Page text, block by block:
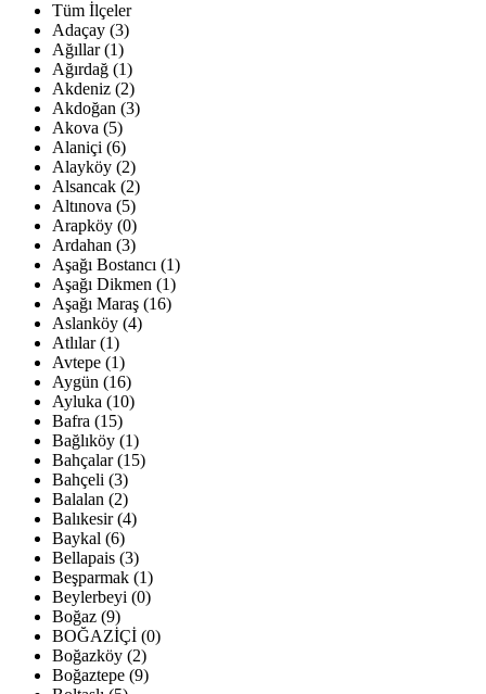
Tüm İlçeler
Adaçay (3)
Ağıllar (1)
Ağırdağ (1)
Akdeniz (2)
Akdoğan (3)
Akova (5)
Alaniçi (6)
Alayköy (2)
Alsancak (2)
Altınova (5)
Arapköy (0)
Ardahan (3)
Aşağı Bostancı (1)
Aşağı Dikmen (1)
Aşağı Maraş (16)
Aslanköy (4)
Atlılar (1)
Avtepe (1)
Aygün (16)
Ayluka (10)
Bafra (15)
Bağlıköy (1)
Bahçalar (15)
Bahçeli (3)
Balalan (2)
Balıkesir (4)
Baykal (6)
Bellapais (3)
Beşparmak (1)
Beylerbeyi (0)
Boğaz (9)
BOĞAZİÇİ (0)
Boğazköy (2)
Boğaztepe (9)